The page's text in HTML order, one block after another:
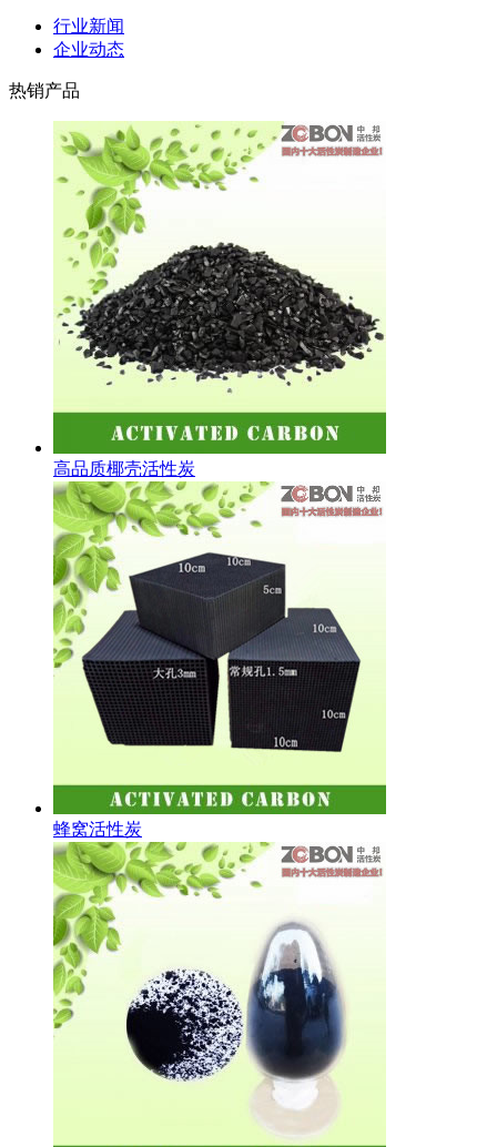
行业新闻
企业动态
热销产品
高品质椰壳活性炭
蜂窝活性炭